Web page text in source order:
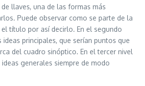
llaves, una de las formas más
Puede observar como se parte de la
título por así decirlo. En el segundo
ideas principales, que serían puntos que
del cuadro sinóptico. En el tercer nivel
generales siempre de modo